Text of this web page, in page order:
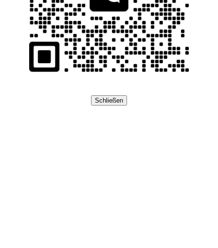
Schließen